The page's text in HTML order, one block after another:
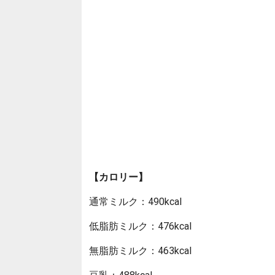
【カロリー】
通常ミルク：490kcal
低脂肪ミルク：476kcal
無脂肪ミルク：463kcal